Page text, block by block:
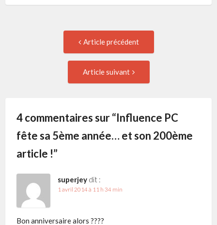
Navigation Article précédent
Article suivant
4 commentaires sur “Influence PC
fête sa 5ème année… et son 200ème
article !”
superjey dit :
1 avril 2014 à 11 h 34 min
Bon anniversaire alors ????